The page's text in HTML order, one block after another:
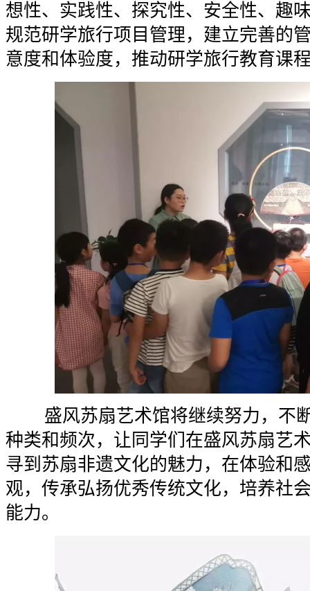
想性、实践性、探究性、安全性、趣
规范研学旅行项目管理，建立完善的
意度和体验度，推动研学旅行教育课
盛风苏扇艺术馆将继续努力，不
种类和频次，让同学们在盛风苏扇艺
寻到苏扇非遗文化的魅力，在体验和
观，传承弘扬优秀传统文化，培养社
能力。